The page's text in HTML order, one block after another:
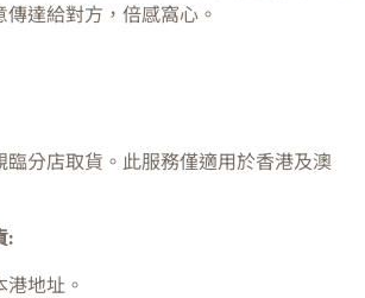
達給對方，倍感窩心。
臨分店取貨。此服務僅適用於香港及澳
:
地址。